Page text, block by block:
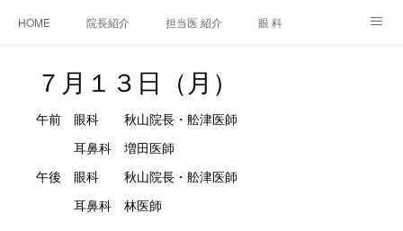
HOME 院長紹介 担当医 紹介 眼 科
アクセス ご相談・お問合せ 施設基準等及び掲示事項について
７月１３日（月）
午前 眼科 秋山院長・舩津医師
耳鼻科 増田医師
午後 眼科 秋山院長・舩津医師
耳鼻科 林医師